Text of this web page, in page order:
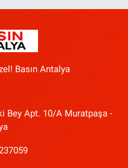
Basın Antalya
Bey Apt. 10/A Muratpaşa -